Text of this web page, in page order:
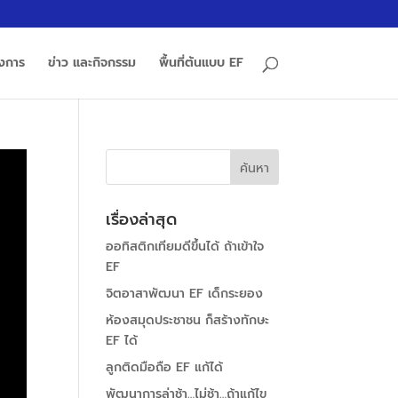
การ ข่าว และกิจกรรม พื้นที่ต้นแบบ EF
เรื่องล่าสุด
ออทิสติกเทียมดีขึ้นได้ ถ้าเข้าใจ
EF
จิตอาสาพัฒนา EF เด็กระยอง
ห้องสมุดประชาชน ก็สร้างทักษะ
EF ได้
ลูกติดมือถือ EF แก้ได้
พัฒนาการล่าช้า…ไม่ช้า…ถ้าแก้ไข